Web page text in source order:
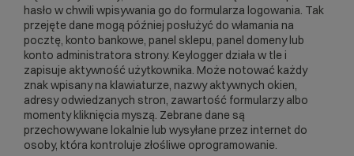
hasło w chwili wpisywania go do formularza logowania. Tak
przejęte dane mogą później posłużyć do włamania na
pocztę, konto bankowe, panel sklepu, panel domeny lub
konto administratora strony. Keylogger działa w tle i
zapisuje aktywność użytkownika. Może notować każdy
znak wpisany na klawiaturze, nazwy aktywnych okien,
adresy odwiedzanych stron, zawartość formularzy albo
momenty kliknięcia myszą. Zebrane dane są
przechowywane lokalnie lub wysyłane przez internet do
osoby, która kontroluje złośliwe oprogramowanie.